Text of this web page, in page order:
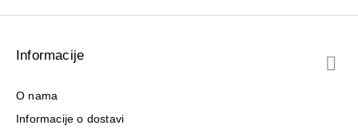
Informacije
O nama
Informacije o dostavi